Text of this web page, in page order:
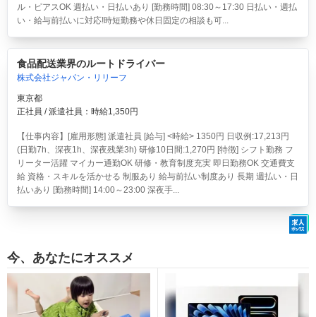
ル・ピアスOK 週払い・日払いあり [勤務時間] 08:30～17:30 日払い・週払
い・給与前払いに対応!時短勤務や休日固定の相談も可...
食品配送業界のルートドライバー
株式会社ジャパン・リリーフ
東京都
正社員 / 派遣社員：時給1,350円
【仕事内容】[雇用形態] 派遣社員 [給与] <時給> 1350円 日収例:17,213円
(日勤7h、深夜1h、深夜残業3h) 研修10日間:1,270円 [特徴] シフト勤務 フ
リーター活躍 マイカー通勤OK 研修・教育制度充実 即日勤務OK 交通費支
給 資格・スキルを活かせる 制服あり 給与前払い制度あり 長期 週払い・日
払いあり [勤務時間] 14:00～23:00 深夜手...
今、あなたにオススメ